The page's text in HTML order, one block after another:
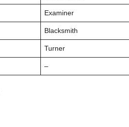
Examiner
Blacksmith
Turner
–